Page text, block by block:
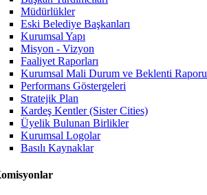
Müdürlükler
Eski Belediye Başkanları
Kurumsal Yapı
Misyon - Vizyon
Faaliyet Raporları
Kurumsal Mali Durum ve Beklenti Raporu
Performans Göstergeleri
Stratejik Plan
Kardeş Kentler (Sister Cities)
Üyelik Bulunan Birlikler
Kurumsal Logolar
Basılı Kaynaklar